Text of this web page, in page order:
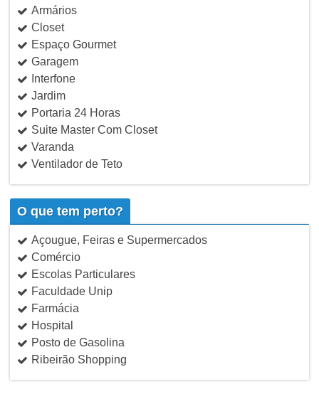
Armários
Closet
Espaço Gourmet
Garagem
Interfone
Jardim
Portaria 24 Horas
Suite Master Com Closet
Varanda
Ventilador de Teto
O que tem perto?
Açougue, Feiras e Supermercados
Comércio
Escolas Particulares
Faculdade Unip
Farmácia
Hospital
Posto de Gasolina
Ribeirão Shopping